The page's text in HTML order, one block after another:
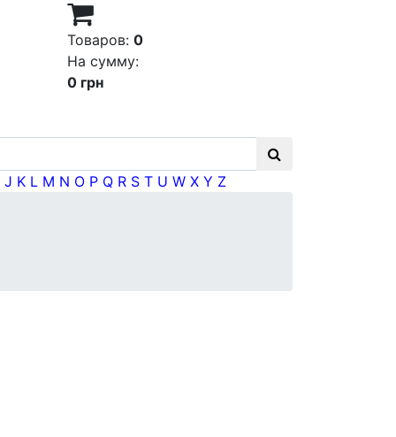
Товаров: 0
На сумму:
0 грн
J K L M N O P Q R S T U W X Y Z